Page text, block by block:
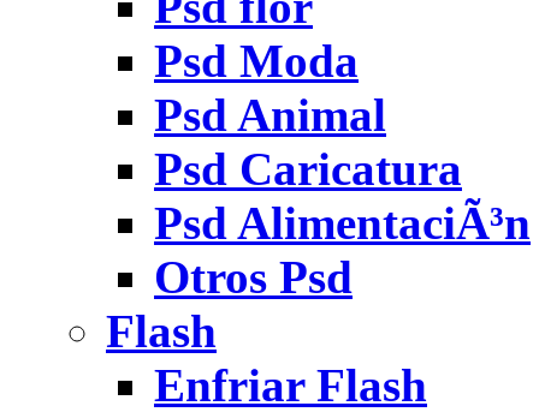
Psd Moda
Psd Animal
Psd Caricatura
Psd AlimentaciÃ³n
Otros Psd
Flash
Enfriar Flash